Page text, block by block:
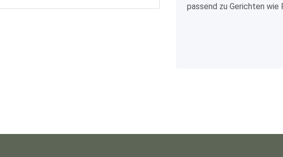
passend zu Gerichten wie